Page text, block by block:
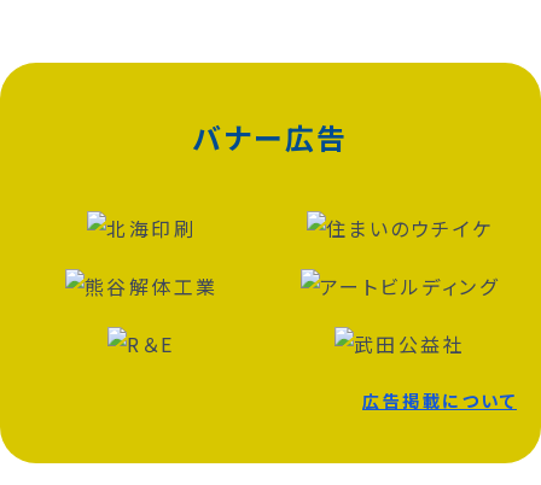
バナー広告
広告掲載について